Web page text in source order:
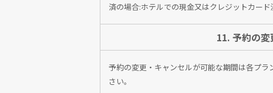
済の場合:ホテルでの現金又はクレジットカード
11. 予約の
予約の変更・キャンセルが可能な期間は各プ
さい。